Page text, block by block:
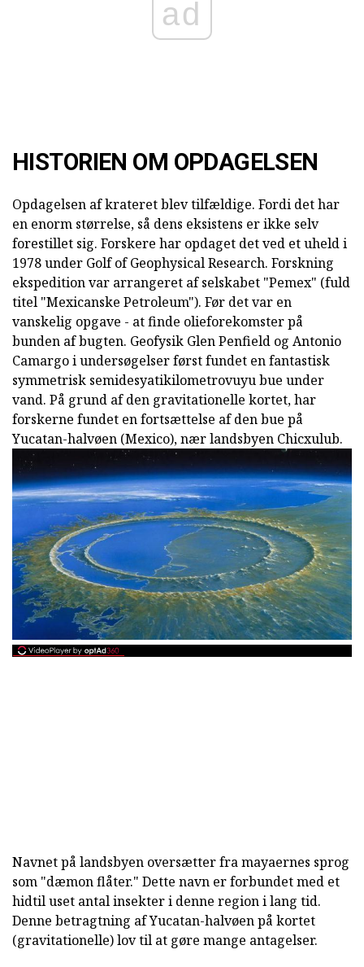
ad
HISTORIEN OM OPDAGELSEN
Opdagelsen af krateret blev tilfældige. Fordi det har
en enorm størrelse, så dens eksistens er ikke selv
forestillet sig. Forskere har opdaget det ved et uheld i
1978 under Golf of Geophysical Research. Forskning
ekspedition var arrangeret af selskabet "Pemex" (fuld
titel "Mexicanske Petroleum"). Før det var en
vanskelig opgave - at finde olieforekomster på
bunden af bugten. Geofysik Glen Penfield og Antonio
Camargo i undersøgelser først fundet en fantastisk
symmetrisk semidesyatikilometrovuyu bue under
vand. På grund af den gravitationelle kortet, har
forskerne fundet en fortsættelse af den bue på
Yucatan-halvøen (Mexico), nær landsbyen Chicxulub.
Navnet på landsbyen oversætter fra mayaernes sprog
som "dæmon flåter." Dette navn er forbundet med et
hidtil uset antal insekter i denne region i lang tid.
Denne betragtning af Yucatan-halvøen på kortet
(gravitationelle) lov til at gøre mange antagelser.